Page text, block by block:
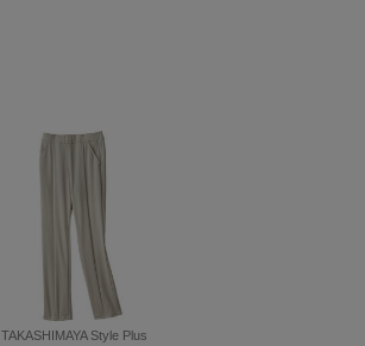
TAKASHIMAYA Style Plus